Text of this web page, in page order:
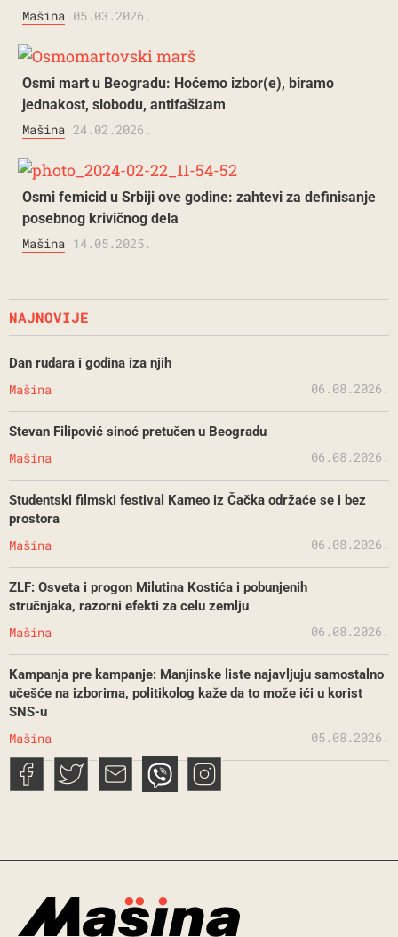
Mašina 05.03.2026.
Osmi mart u Beogradu: Hoćemo izbor(e), biramo
jednakost, slobodu, antifašizam
Mašina 24.02.2026.
Osmi femicid u Srbiji ove godine: zahtevi za definisanje
posebnog krivičnog dela
Mašina 14.05.2025.
NAJNOVIJE
Dan rudara i godina iza njih
Mašina 06.08.2026.
Stevan Filipović sinoć pretučen u Beogradu
Mašina 06.08.2026.
Studentski filmski festival Kameo iz Čačka održaće se i bez
prostora
Mašina 06.08.2026.
ZLF: Osveta i progon Milutina Kostića i pobunjenih
stručnjaka, razorni efekti za celu zemlju
Mašina 06.08.2026.
Kampanja pre kampanje: Manjinske liste najavljuju samostalno
učešće na izborima, politikolog kaže da to može ići u korist
SNS-u
Mašina 05.08.2026.